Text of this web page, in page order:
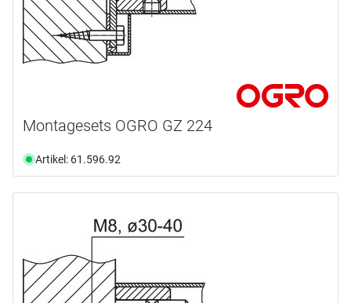
Montagesets OGRO GZ 224
Artikel: 61.596.92